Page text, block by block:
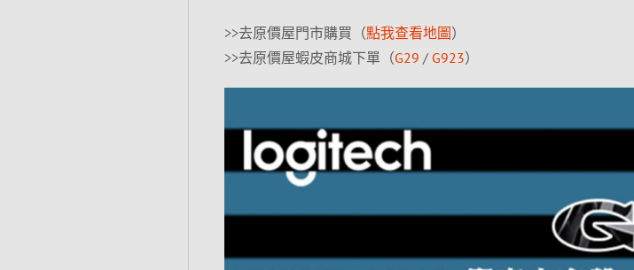
>>去原價屋門市購買（點我查看地圖）
>>去原價屋蝦皮商城下單（G29 / G923）